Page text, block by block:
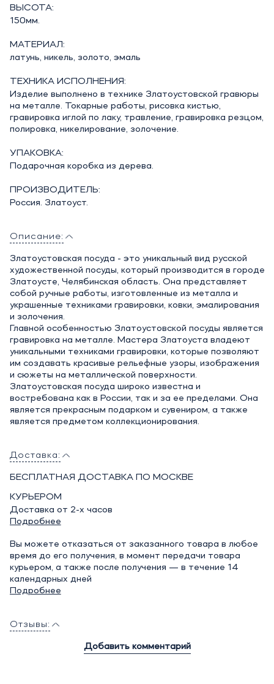
ВЫСОТА:
150мм.
МАТЕРИАЛ:
латунь, никель, золото, эмаль
ТЕХНИКА ИСПОЛНЕНИЯ:
Изделие выполнено в технике Златоустовской гравюры
на металле. Токарные работы, рисовка кистью,
гравировка иглой по лаку, травление, гравировка резцом,
полировка, никелирование, золочение.
УПАКОВКА:
Подарочная коробка из дерева.
ПРОИЗВОДИТЕЛЬ:
Россия. Златоуст.
Описание:
Златоустовская посуда - это уникальный вид русской
художественной посуды, который производится в городе
Златоусте, Челябинская область. Она представляет
собой ручные работы, изготовленные из металла и
украшенные техниками гравировки, ковки, эмалирования
и золочения.
Главной особенностью Златоустовской посуды является
гравировка на металле. Мастера Златоуста владеют
уникальными техниками гравировки, которые позволяют
им создавать красивые рельефные узоры, изображения
и сюжеты на металлической поверхности.
Златоустовская посуда широко известна и
востребована как в России, так и за ее пределами. Она
является прекрасным подарком и сувениром, а также
является предметом коллекционирования.
Доставка:
БЕСПЛАТНАЯ ДОСТАВКА ПО МОСКВЕ
КУРЬЕРОМ
Доставка от 2-х часов
Подробнее
Вы можете отказаться от заказанного товара в любое
время до его получения, в момент передачи товара
курьером, а также после получения — в течение 14
календарных дней
Подробнее
Отзывы:
Добавить комментарий